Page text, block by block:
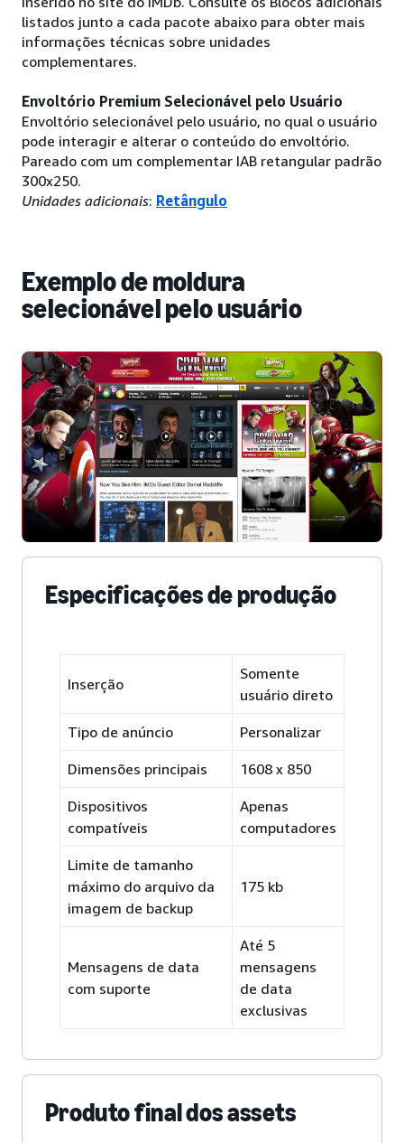
listados junto a cada pacote abaixo para obter mais
informações técnicas sobre unidades
complementares.
Envoltório Premium Selecionável pelo Usuário
Envoltório selecionável pelo usuário, no qual o usuário
pode interagir e alterar o conteúdo do envoltório.
Pareado com um complementar IAB retangular padrão
300x250.
Unidades adicionais: Retângulo
Exemplo de moldura
selecionável pelo usuário
Especificações de produção
Inserção
Somente
usuário direto
Tipo de anúncio Personalizar
Dimensões principais 1608 x 850
Dispositivos
compatíveis
Apenas
computadores
Limite de tamanho
máximo do arquivo da
imagem de backup
175 kb
Mensagens de data
com suporte
Até 5
mensagens
de data
exclusivas
Produto final dos assets